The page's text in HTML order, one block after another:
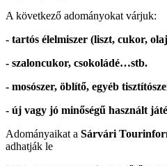
A következő adományokat várjuk:
- tartós élelmiszer (liszt, cukor,
- szaloncukor, csokoládé…stb.
- mosószer, öblítő, egyéb
- új vagy jó minőségű használt
Adományaikat a Sárvári
adhatják le